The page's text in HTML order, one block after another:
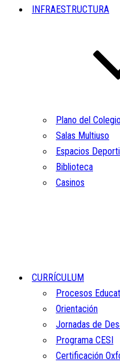
INFRAESTRUCTURA
Plano del Colegio
Salas Multiuso
Espacios
Biblioteca
Casinos
CURRÍCULUM
Procesos
Orientación
Jornadas de
Programa CESI
Certificación